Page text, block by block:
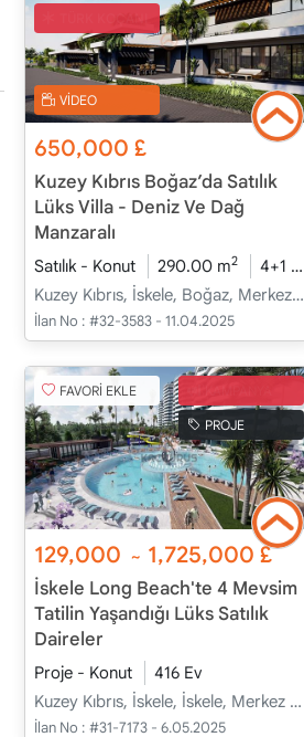
VİDEO
650,000 £
Kuzey Kıbrıs Boğaz’da Satılık
Lüks Villa - Deniz Ve Dağ
Manzaralı
Satılık - Konut 290.00 m2 4+1
Kuzey Kıbrıs, İskele, Boğaz, Merkez - Merkez
İlan No : #32-3583 - 11.04.2025
FAVORİ EKLE
PROJE
129,000 ~ 1,725,000£
İskele Long Beach'te 4 Mevsim
Tatilin Yaşandığı Lüks Satılık
Daireler
Proje - Konut
416 Ev
Kuzey Kıbrıs, İskele, İskele, Merkez - Merkez
İlan No : #31-7173 - 6.05.2025